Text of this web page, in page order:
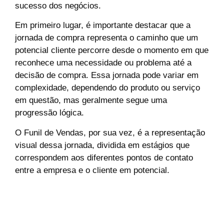
sucesso dos negócios.
Em primeiro lugar, é importante destacar que a
jornada de compra representa o caminho que um
potencial cliente percorre desde o momento em que
reconhece uma necessidade ou problema até a
decisão de compra. Essa jornada pode variar em
complexidade, dependendo do produto ou serviço
em questão, mas geralmente segue uma
progressão lógica.
O Funil de Vendas, por sua vez, é a representação
visual dessa jornada, dividida em estágios que
correspondem aos diferentes pontos de contato
entre a empresa e o cliente em potencial.